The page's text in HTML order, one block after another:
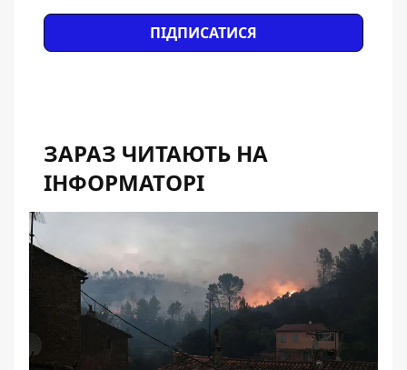
ПІДПИСАТИСЯ
ЗАРАЗ ЧИТАЮТЬ НА
ІНФОРМАТОРІ